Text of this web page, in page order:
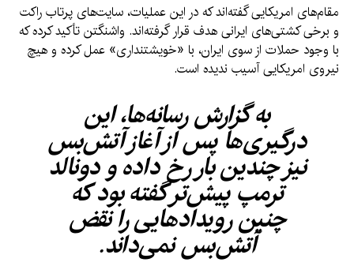
مقام‌های امریکایی گفته‌اند که در این عملیات، سایت‌های پرتاب راکت
و برخی کشتی‌های ایرانی هدف قرار گرفته‌اند. واشنگتن تأکید کرده که
با وجود حملات از سوی ایران، با «خویشتنداری» عمل کرده و هیچ
نیروی امریکایی آسیب ندیده است.
به گزارش رسانه‌ها، این
درگیری‌ها پس از آغاز آتش‌بس
نیز چندین بار رخ داده و دونالد
ترمپ پیش‌تر گفته بود که
چنین رویدادهایی را نقض
آتش‌بس نمی‌داند.